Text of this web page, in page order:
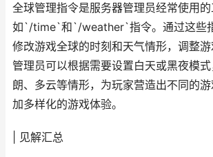
全球管理指令是服务器管理员经常使用的
如`/time`和`/weather`指令。通过这些
修改游戏全球的时刻和天气情形，调整游
管理员可以根据需要设置白天或黑夜模
朗、多云等情形，为玩家营造出不同的
加多样化的游戏体验。
| 见解汇总